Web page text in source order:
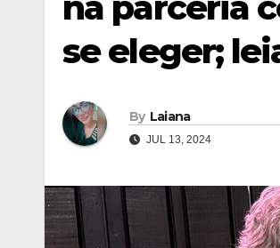
se eleger;
By Laiana
JUL 13, 2024